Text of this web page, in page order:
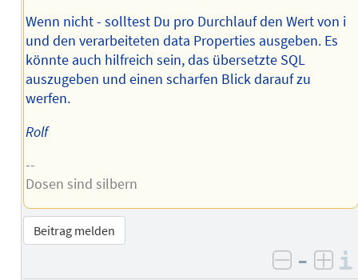
Wenn nicht - solltest Du pro Durchlauf den Wert von i
und den verarbeiteten data Properties ausgeben. Es
könnte auch hilfreich sein, das übersetzte SQL
auszugeben und einen scharfen Blick darauf zu
werfen.
Rolf
--
Dosen sind silbern
Beitrag melden
negativ
–